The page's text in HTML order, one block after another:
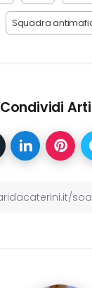
Squadra
Condividi